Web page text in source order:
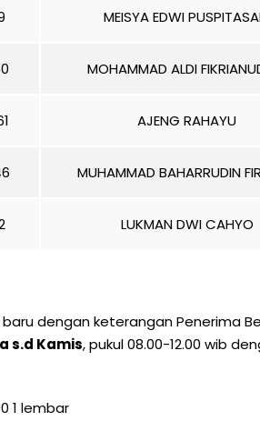
MEISYA EDWI
MOHAMMAD ALDI
AJENG RAHAYU
MUHAMMAD BAHARRUDIN
LUKMAN DWI CAHYO
dengan keterangan Penerima
s.d Kamis, pukul 08.00-12.00 wib
1 lembar